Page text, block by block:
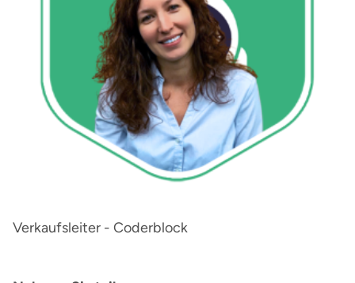
Verkaufsleiter - Coderblock